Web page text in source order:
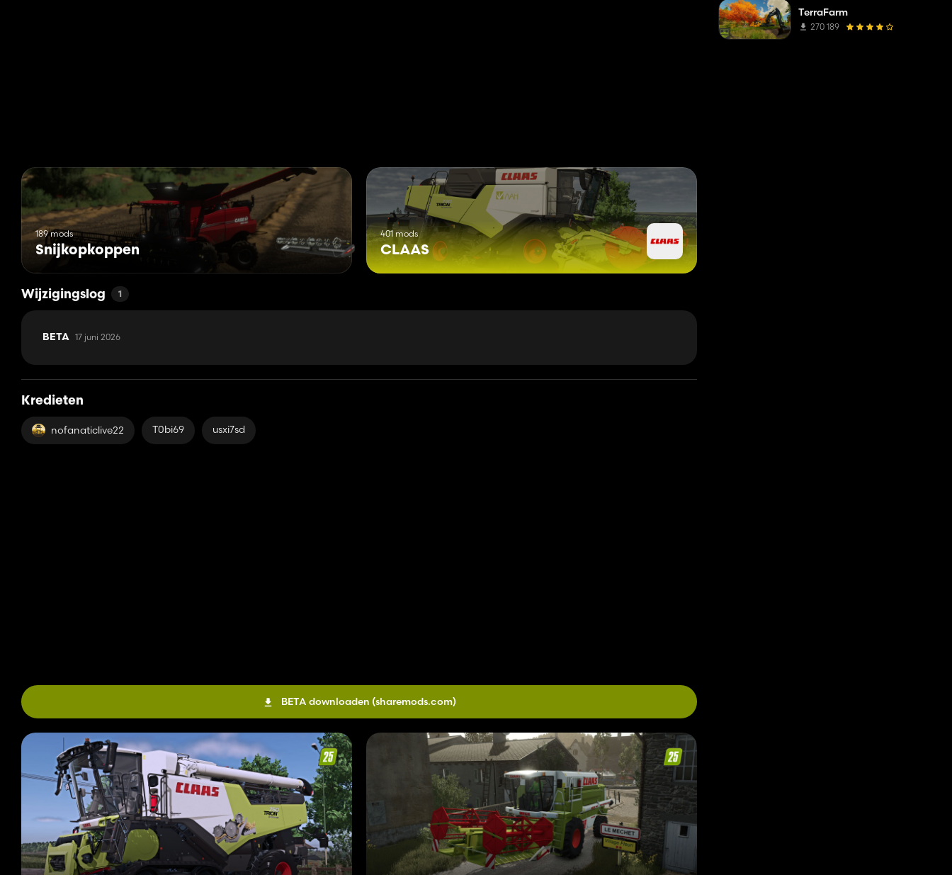
189 mods
Snijkopkoppen
401 mods
CLAAS
Wijzigingslog 1
BETA 17 juni 2026
Kredieten
nofanaticlive22 T0bi69 usxi7sd
BETA downloaden (sharemods.com)
TerraFarm
270 189